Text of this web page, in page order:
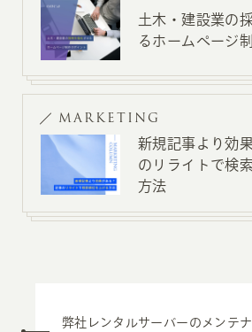
土木・建設業の
るホームページ
MARKETING
新規記事より効
のリライトで検
方法
弊社レンタルサーバーのメンテナ